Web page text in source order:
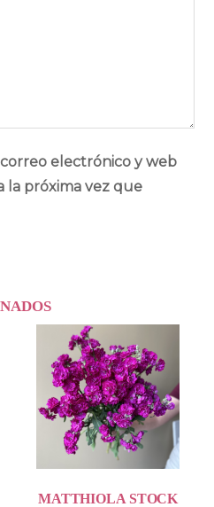
electrónico y web
la próxima vez que
MATTHIOLA STOCK